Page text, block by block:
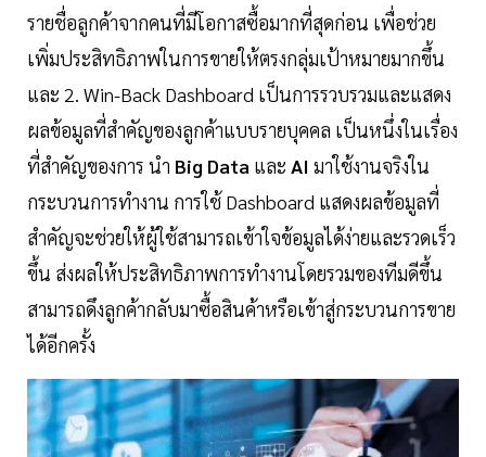
รายชื่อลูกค้าจากคนที่มีโอกาสซื้อมากที่สุดก่อน เพื่อช่วย
เพิ่มประสิทธิภาพในการขายให้ตรงกลุ่มเป้าหมายมากขึ้น
และ 2. Win-Back Dashboard เป็นการรวบรวมและแสดง
ผลข้อมูลที่สำคัญของลูกค้าแบบรายบุคคล เป็นหนึ่งในเรื่อง
ที่สำคัญของการ นำ Big Data และ AI มาใช้งานจริงใน
กระบวนการทำงาน การใช้ Dashboard แสดงผลข้อมูลที่
สำคัญจะช่วยให้ผู้ใช้สามารถเข้าใจข้อมูลได้ง่ายและรวดเร็ว
ขึ้น ส่งผลให้ประสิทธิภาพการทำงานโดยรวมของทีมดีขึ้น
สามารถดึงลูกค้ากลับมาซื้อสินค้าหรือเข้าสู่กระบวนการขาย
ได้อีกครั้ง